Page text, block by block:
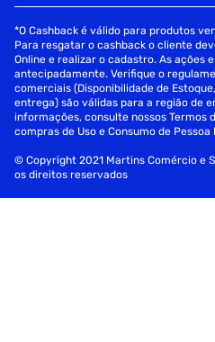
*O Cashback é válido para produtos
Para resgatar o cashback o cliente
Online e realizar o cadastro. As ações
antecipadamente. Verifique o
comerciais (Disponibilidade de
entrega) são válidas para a região de
informações, consulte nossos Termos
compras de Uso e Consumo de Pessoa
© Copyright 2021 Martins Comércio e
os direitos reservados